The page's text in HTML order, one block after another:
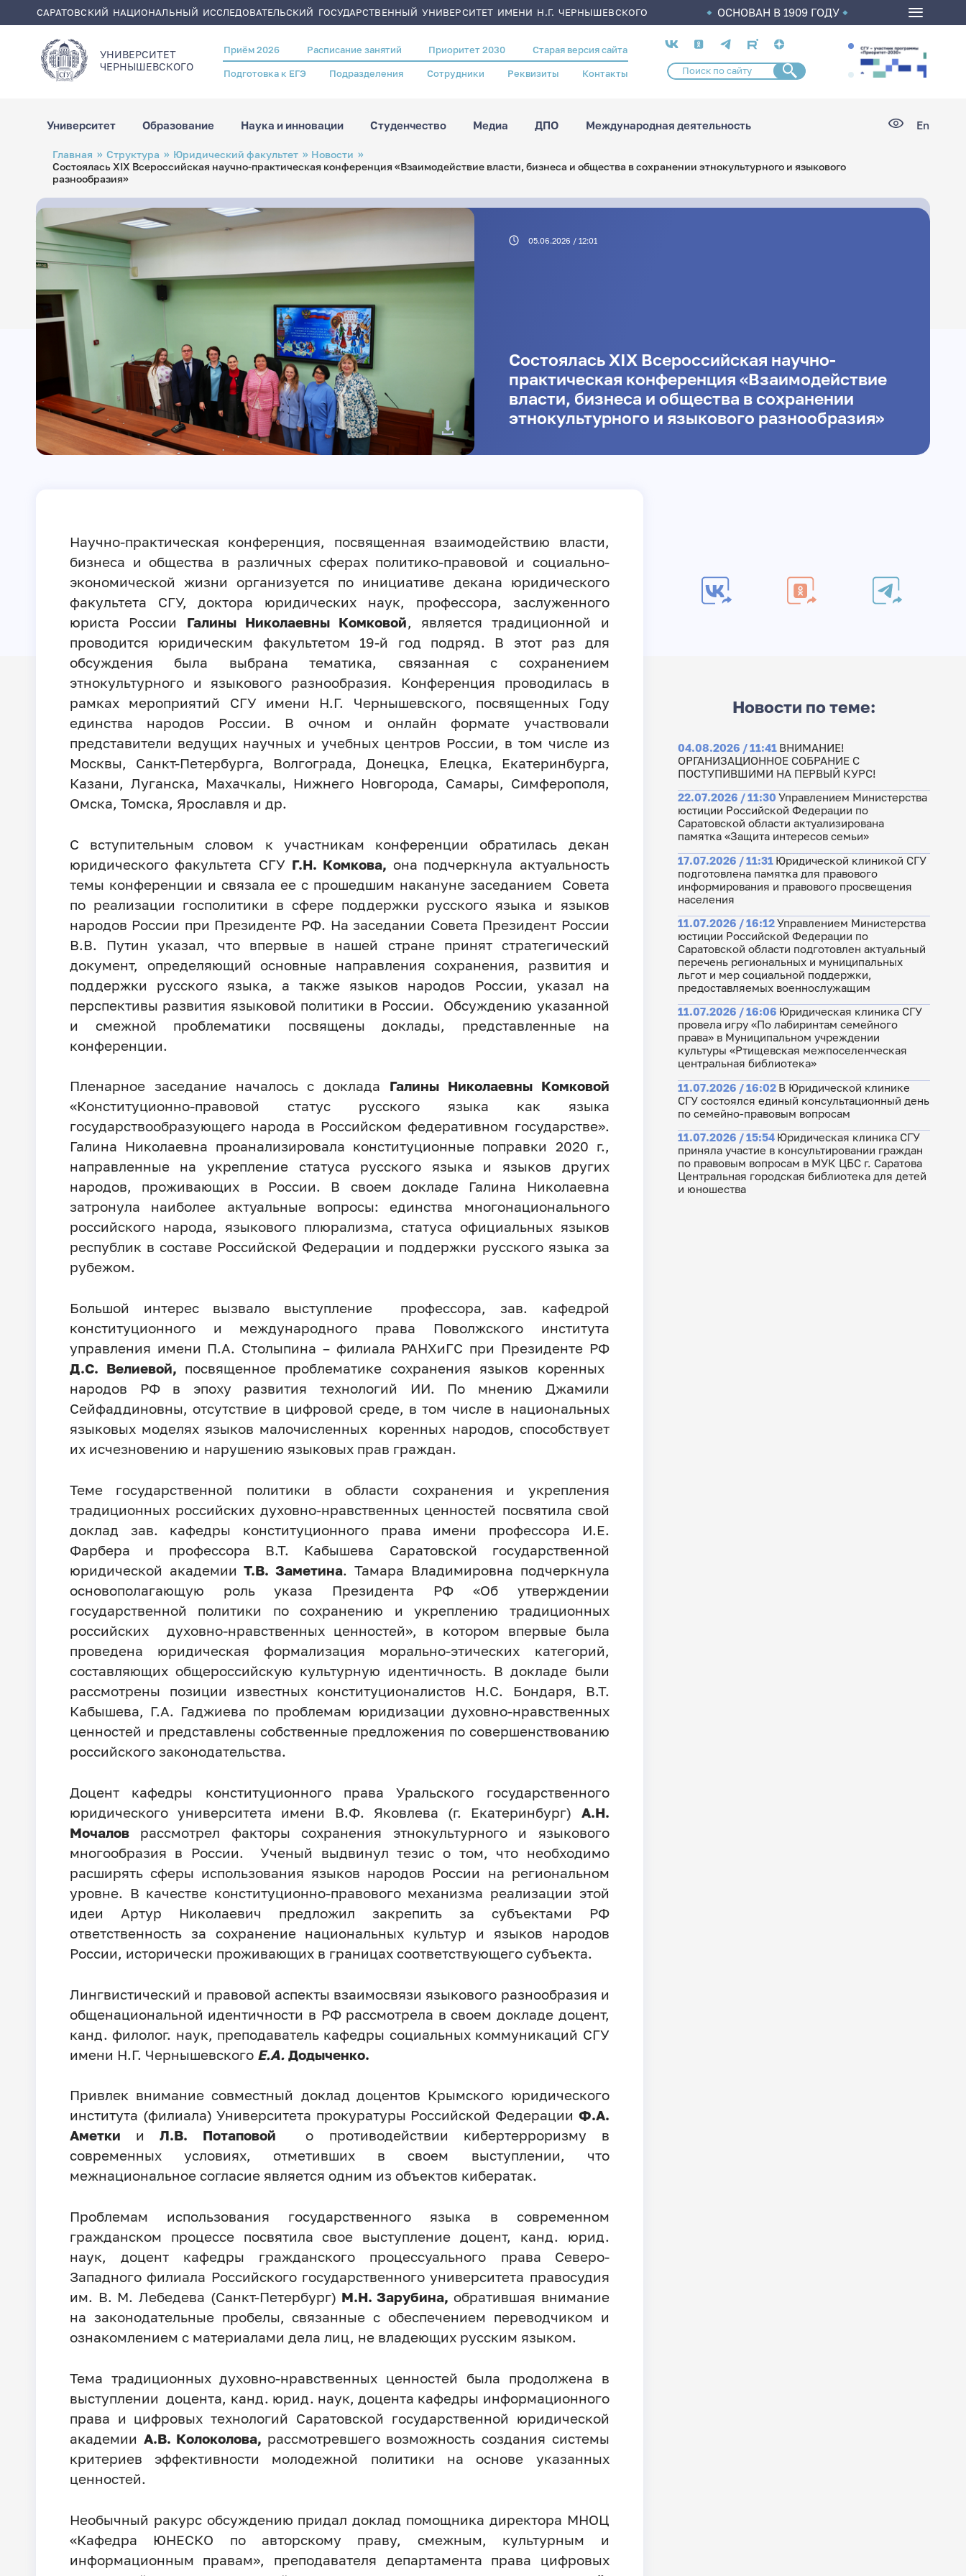
САРАТОВСКИЙ НАЦИОНАЛЬНЫЙ ИССЛЕДОВАТЕЛЬСКИЙ ГОСУДАРСТВЕННЫЙ УНИВЕРСИТЕТ ИМЕНИ Н.Г. ЧЕРНЫШЕВСКОГО ОСНОВАН В 1909 ГОДУ
УНИВЕРСИТЕТ
ЧЕРНЫШЕВСКОГO
Header
menu
Приём 2026 Расписание занятий Приоритет 2030 Старая версия сайта
Подготовка к ЕГЭ Подразделения Сотрудники Реквизиты Контакты
Социальные
сети
Университет Образование Наука и инновации Студенчество Медиа ДПО Международная деятельность En
Строка
навигации
Главная Структура Юридический факультет
Новости
Состоялась XIХ Всероссийская научно-практическая конференция «Взаимодействие власти, бизнеса и общества в сохранении этнокультурного и языкового
разнообразия»
05.06.2026 / 12:01
Состоялась XIХ Всероссийская научно-
практическая конференция «Взаимодействие
власти, бизнеса и общества в сохранении
этнокультурного и языкового разнообразия»
Научно-практическая конференция, посвященная взаимодействию власти,
бизнеса и общества в различных сферах политико-правовой и социально-
экономической жизни организуется по инициативе декана юридического
факультета СГУ, доктора юридических наук, профессора, заслуженного
юриста России Галины Николаевны Комковой, является традиционной и
проводится юридическим факультетом 19-й год подряд. В этот раз для
обсуждения была выбрана тематика, связанная с сохранением
этнокультурного и языкового разнообразия. Конференция проводилась в
рамках мероприятий СГУ имени Н.Г. Чернышевского, посвященных Году
единства народов России. В очном и онлайн формате участвовали
представители ведущих научных и учебных центров России, в том числе из
Москвы, Санкт-Петербурга, Волгограда, Донецка, Елецка, Екатеринбурга,
Казани, Луганска, Махачкалы, Нижнего Новгорода, Самары, Симферополя,
Омска, Томска, Ярославля и др.
С вступительным словом к участникам конференции обратилась декан
юридического факультета СГУ Г.Н. Комкова, она подчеркнула актуальность
темы конференции и связала ее с прошедшим накануне заседанием Совета
по реализации госполитики в сфере поддержки русского языка и языков
народов России при Президенте РФ. На заседании Совета Президент России
В.В. Путин указал, что впервые в нашей стране принят стратегический
документ, определяющий основные направления сохранения, развития и
поддержки русского языка, а также языков народов России, указал на
перспективы развития языковой политики в России. Обсуждению указанной
и смежной проблематики посвящены доклады, представленные на
конференции.
Пленарное заседание началось с доклада Галины Николаевны Комковой
«Конституционно-правовой статус русского языка как языка
государствообразующего народа в Российском федеративном государстве».
Галина Николаевна проанализировала конституционные поправки 2020 г.,
направленные на укрепление статуса русского языка и языков других
народов, проживающих в России. В своем докладе Галина Николаевна
затронула наиболее актуальные вопросы: единства многонационального
российского народа, языкового плюрализма, статуса официальных языков
республик в составе Российской Федерации и поддержки русского языка за
рубежом.
Большой интерес вызвало выступление профессора, зав. кафедрой
конституционного и международного права Поволжского института
управления имени П.А. Столыпина – филиала РАНХиГС при Президенте РФ
Д.С. Велиевой, посвященное проблематике сохранения языков коренных
народов РФ в эпоху развития технологий ИИ.
По мнению Джамили
Сейфаддиновны, отсутствие в цифровой среде, в том числе в национальных
языковых моделях языков малочисленных коренных народов, способствует
их исчезновению и нарушению языковых прав граждан.
Теме государственной политики в области сохранения и укрепления
традиционных российских духовно-нравственных ценностей посвятила свой
доклад зав. кафедры конституционного права имени профессора И.Е.
Фарбера и профессора В.Т. Кабышева Саратовской государственной
юридической академииТ.В. Заметина. Тамара Владимировна подчеркнула
основополагающую роль указа Президента РФ «Об утверждении
государственной политики по сохранению и укреплению традиционных
российских духовно-нравственных ценностей», в котором впервые была
проведена юридическая формализация морально-этических категорий,
составляющих общероссийскую культурную идентичность. В докладе были
рассмотрены позиции известных конституционалистов Н.С. Бондаря, В.Т.
Кабышева, Г.А. Гаджиева по проблемам юридизации духовно-нравственных
ценностей и представлены собственные предложения по совершенствованию
российского законодательства.
Доцент кафедры конституционного права Уральского государственного
юридического университета имени В.Ф. Яковлева (г. Екатеринбург) А.Н.
Мочаловрассмотрел факторы сохранения этнокультурного и языкового
многообразия в России. Ученый выдвинул тезис о том, что необходимо
расширять сферы использования языков народов России на региональном
уровне. В качестве конституционно-правового механизма реализации этой
идеи Артур Николаевич предложил закрепить за субъектами РФ
ответственность за сохранение национальных культур и языков народов
России, исторически проживающих в границах соответствующего субъекта.
Лингвистический и правовой аспекты взаимосвязи языкового разнообразия и
общенациональной идентичности в РФ рассмотрела в своем докладе доцент,
канд. филолог. наук, преподаватель кафедры социальных коммуникаций СГУ
имени Н.Г. Чернышевского Е.А. Додыченко.
Привлек внимание совместный доклад доцентов Крымского юридического
института (филиала) Университета прокуратуры Российской Федерации Ф.А.
Аметки иЛ.В. Потаповой
о противодействии кибертерроризму в
современных условиях, отметивших в своем выступлении, что
межнациональное согласие является одним из объектов кибератак.
Проблемам использования государственного языка в современном
гражданском процессе посвятила свое выступление доцент, канд. юрид.
наук, доцент кафедры гражданского процессуального права
Северо-
Западного филиала Российского государственного университета правосудия
им. В. М. Лебедева (Санкт-Петербург) М.Н. Зарубина, обратившая внимание
на законодательные пробелы, связанные с обеспечением переводчиком и
ознакомлением с материалами дела лиц, не владеющих русским языком.
Тема традиционных духовно-нравственных ценностей была продолжена в
выступлении доцента, канд. юрид. наук, доцента кафедры информационного
права и цифровых технологий Саратовской государственной юридической
академии А.В. Колоколова, рассмотревшего возможность создания системы
критериев эффективности молодежной политики на основе указанных
ценностей.
Необычный ракурс обсуждению придал доклад помощника директора МНОЦ
«Кафедра ЮНЕСКО по авторскому праву, смежным, культурным и
информационным правам», преподавателя департамента права цифровых
Новости по теме:
04.08.2026 / 11:41 ВНИМАНИЕ!
ОРГАНИЗАЦИОННОЕ СОБРАНИЕ С
ПОСТУПИВШИМИ НА ПЕРВЫЙ КУРС!
22.07.2026 / 11:30 Управлением Министерства
юстиции Российской Федерации по
Саратовской области актуализирована
памятка «Защита интересов семьи»
17.07.2026 / 11:31 Юридической клиникой СГУ
подготовлена памятка для правового
информирования и правового просвещения
населения
11.07.2026 / 16:12Управлением Министерства
юстиции Российской Федерации по
Саратовской области подготовлен актуальный
перечень региональных и муниципальных
льгот и мер социальной поддержки,
предоставляемых военнослужащим
11.07.2026 / 16:06 Юридическая клиника СГУ
провела игру «По лабиринтам семейного
права» в Муниципальном учреждении
культуры «Ртищевская межпоселенческая
центральная библиотека»
11.07.2026 / 16:02 В Юридической клинике
СГУ состоялся единый консультационный день
по семейно-правовым вопросам
11.07.2026 / 15:54 Юридическая клиника СГУ
приняла участие в консультировании граждан
по правовым вопросам в МУК ЦБС г. Саратова
Центральная городская библиотека для детей
и юношества